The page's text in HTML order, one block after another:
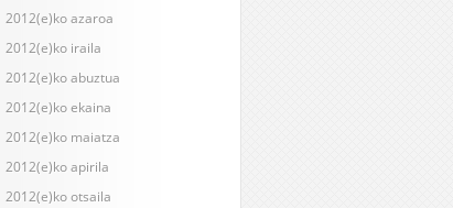
2012(e)ko azaroa
2012(e)ko iraila
2012(e)ko abuztua
2012(e)ko ekaina
2012(e)ko maiatza
2012(e)ko apirila
2012(e)ko otsaila